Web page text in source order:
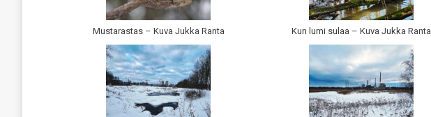
Mustarastas – Kuva Jukka Ranta Kun lumi sulaa – Kuva Jukka Ranta